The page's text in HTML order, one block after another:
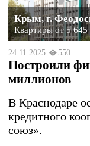
Крым, г.
Квартиры от 5 645
24.11.2025 550
Построили
миллионов
В Краснодаре
кредитного
союз».